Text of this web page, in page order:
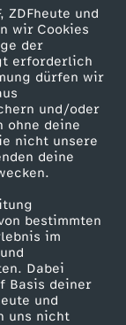
ZDFheute und
wir Cookies
der
erforderlich
dürfen wir
und/oder
ohne deine
nicht unsere
deine
bestimmten
im
Dabei
Basis deiner
und
uns nicht
ZDF